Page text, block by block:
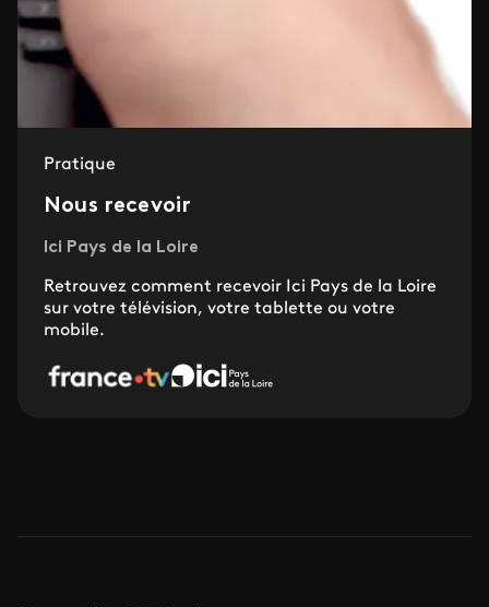
Pratique
Nous recevoir
Ici Pays de la Loire
Retrouvez comment recevoir Ici Pays de la Loire
sur votre télévision, votre tablette ou votre
mobile.